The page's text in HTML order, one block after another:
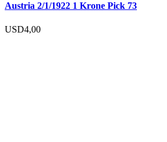
Austria 2/1/1922 1 Krone Pick 73
USD4,00